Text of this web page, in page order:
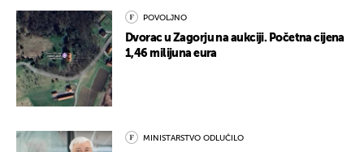
POVOLJNO
Dvorac u Zagorju na aukciji. Početna cijena
1,46 milijuna eura
MINISTARSTVO ODLUČILO